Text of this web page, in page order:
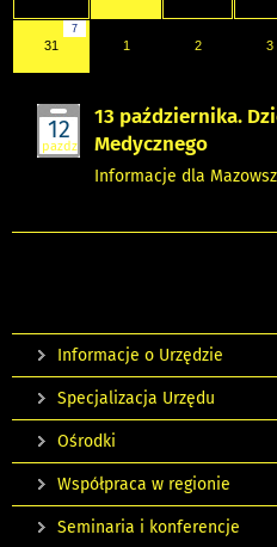
7
31 1 2 3
12
pazdz
13 października.
Medycznego
Informacje dla
Informacje o Urzędzie
Specjalizacja Urzędu
Ośrodki
Współpraca w regionie
Seminaria i konferencje